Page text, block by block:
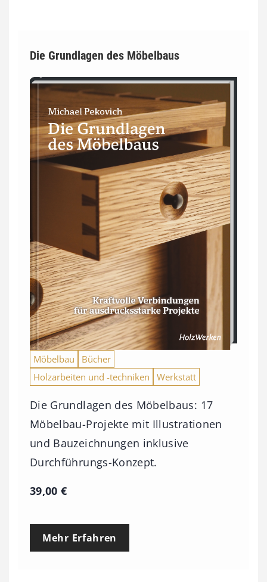
Die Grundlagen des Möbelbaus
Möbelbau
Bücher
Holzarbeiten und -techniken
Werkstatt
Die Grundlagen des Möbelbaus: 17
Möbelbau-Projekte mit Illustrationen
und Bauzeichnungen inklusive
Durchführungs-Konzept.
39,00€
Mehr Erfahren